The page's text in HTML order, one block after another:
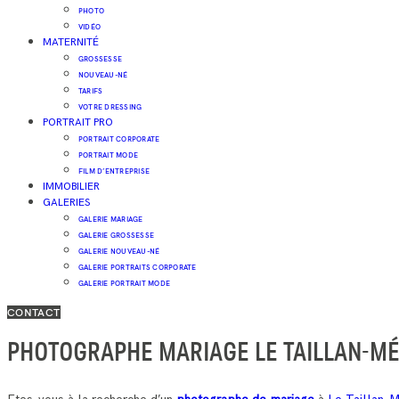
PHOTO
VIDÉO
MATERNITÉ
GROSSESSE
NOUVEAU-NÉ
TARIFS
VOTRE DRESSING
PORTRAIT PRO
PORTRAIT CORPORATE
PORTRAIT MODE
FILM D’ENTREPRISE
IMMOBILIER
GALERIES
GALERIE MARIAGE
GALERIE GROSSESSE
GALERIE NOUVEAU-NÉ
GALERIE PORTRAITS CORPORATE
GALERIE PORTRAIT MODE
CONTACT
PHOTOGRAPHE MARIAGE LE TAILLAN-